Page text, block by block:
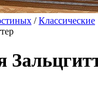
/Классические